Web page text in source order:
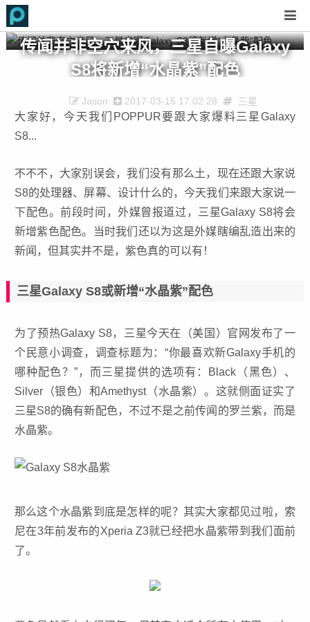
传闻并非空穴来风，三星自曝Galaxy
S8将新增“水晶紫”配色
Jason 2017-03-15 17:02:28 三星
大家好，今天我们POPPUR要跟大家爆料三星Galaxy
S8...
不不不，大家别误会，我们没有那么土，现在还跟大家说
S8的处理器、屏幕、设计什么的，今天我们来跟大家说一
下配色。前段时间，外媒曾报道过，三星Galaxy S8将会
新增紫色配色。当时我们还以为这是外媒瞎编乱造出来的
新闻，但其实并不是，紫色真的可以有！
三星Galaxy S8或新增“水晶紫”配色
为了预热Galaxy S8，三星今天在（美国）官网发布了一
个民意小调查，调查标题为：“你最喜欢新Galaxy手机的
哪种配色？”，而三星提供的选项有：Black（黑色）、
Silver（银色）和Amethyst（水晶紫）。这就侧面证实了
三星S8的确有新配色，不过不是之前传闻的罗兰紫，而是
水晶紫。
那么这个水晶紫到底是怎样的呢？其实大家都见过啦，索
尼在3年前发布的Xperia Z3就已经把水晶紫带到我们面前
了。